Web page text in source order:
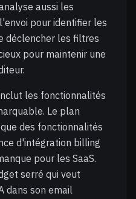
aussi les
pour identifier les
déclencher les filtres
pour maintenir une
les fonctionnalités
Le plan
des fonctionnalités
d'intégration billing
pour les SaaS.
serré qui veut
dans son email